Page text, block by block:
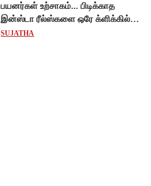
பயனர்கள் உற்சாகம்... பிடிக்காத
இன்ஸ்டா ரீல்ஸ்களை ஒரே க்ளிக்கில்
மாற்றியமைக்கலாம்!
SUJATHA